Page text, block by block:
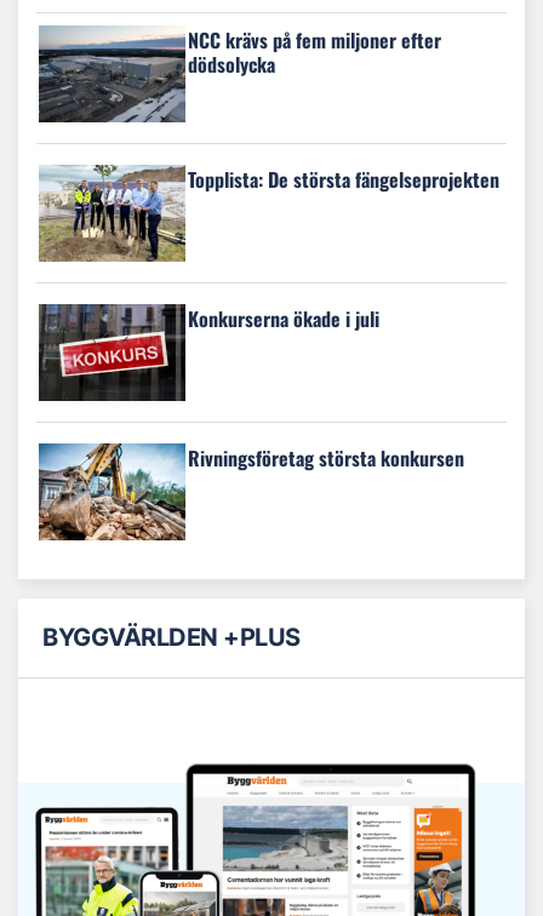
NCC krävs på fem miljoner efter
dödsolycka
Topplista: De största fängelseprojekten
Konkurserna ökade i juli
Rivningsföretag största konkursen
BYGGVÄRLDEN +PLUS